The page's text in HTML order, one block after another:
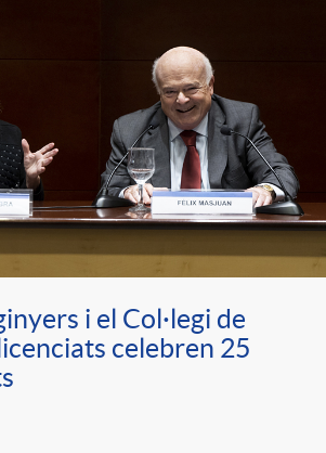
i el Col·legi de
celebren 25